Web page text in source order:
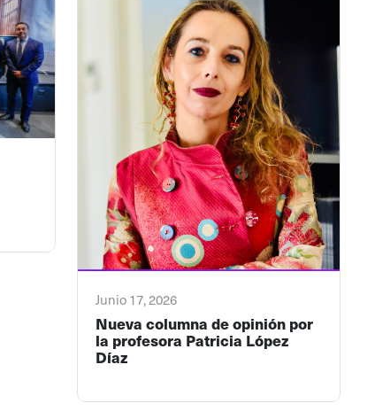
Junio 17, 2026
Nueva columna de opinión por
la profesora Patricia López
Díaz